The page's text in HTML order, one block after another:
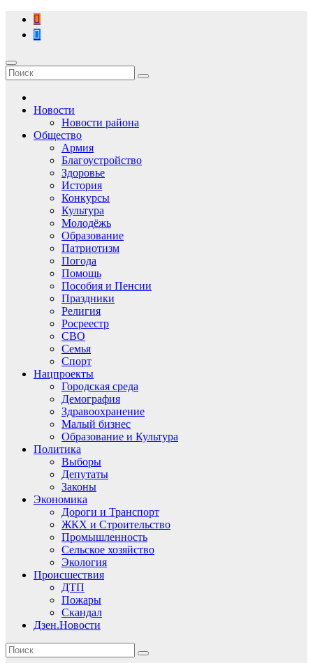
Перейти
содержимому
Новости
Новости района
Общество
Армия
Благоустройство
Здоровье
История
Конкурсы
Культура
Молодёжь
Образование
Патриотизм
Погода
Помощь
Пособия и Пенсии
Праздники
Религия
Росреестр
СВО
Семья
Спорт
Нацпроекты
Городская среда
Демография
Здравоохранение
Малый бизнес
Образование и Культура
Политика
Выборы
Депутаты
Законы
Экономика
Дороги и Транспорт
ЖКХ и Строительство
Промышленность
Сельское хозяйство
Экология
Происшествия
ДТП
Пожары
Скандал
Дзен.Новости